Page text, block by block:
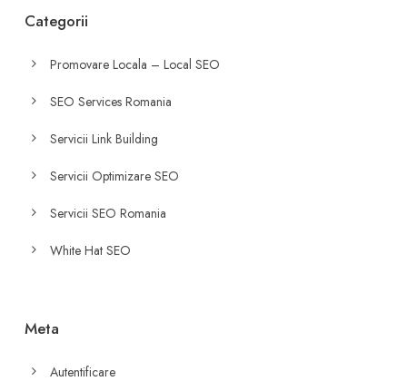
Categorii
Promovare Locala – Local SEO
SEO Services Romania
Servicii Link Building
Servicii Optimizare SEO
Servicii SEO Romania
White Hat SEO
Meta
Autentificare